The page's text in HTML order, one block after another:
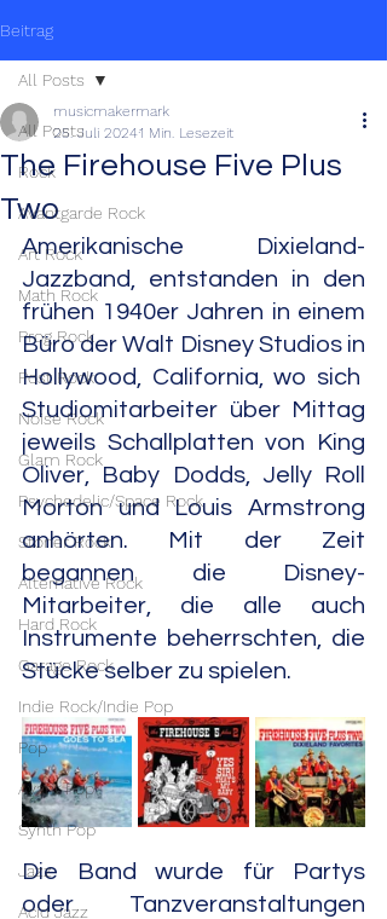
Beitrag
All Posts
Rock
Avantgarde Rock
Art Rock
Math Rock
Prog Rock
Post Rock
Noise Rock
Glam Rock
Psychedelic/Space Rock
Stoner Rock
Alternative Rock
Hard Rock
Garage Rock
Indie Rock/Indie Pop
Pop
Avant Pop
Synth Pop
Jazz
Acid Jazz
All Posts
The Firehouse Five Plus
Two
musicmakermark
25. Juli 20241 Min. Lesezeit
Amerikanische Dixieland-
Jazzband, entstanden in den
frühen 1940er Jahren in einem
Büro der Walt Disney Studios in
Hollywood, California, wo sich
Studiomitarbeiter über Mittag
jeweils Schallplatten von King
Oliver, Baby Dodds, Jelly Roll
Morton und Louis Armstrong
anhörten. Mit der Zeit
begannen die Disney-
Mitarbeiter, die alle auch
Instrumente beherrschten, die
Stücke selber zu spielen.
Die Band wurde für Partys
oder Tanzveranstaltungen